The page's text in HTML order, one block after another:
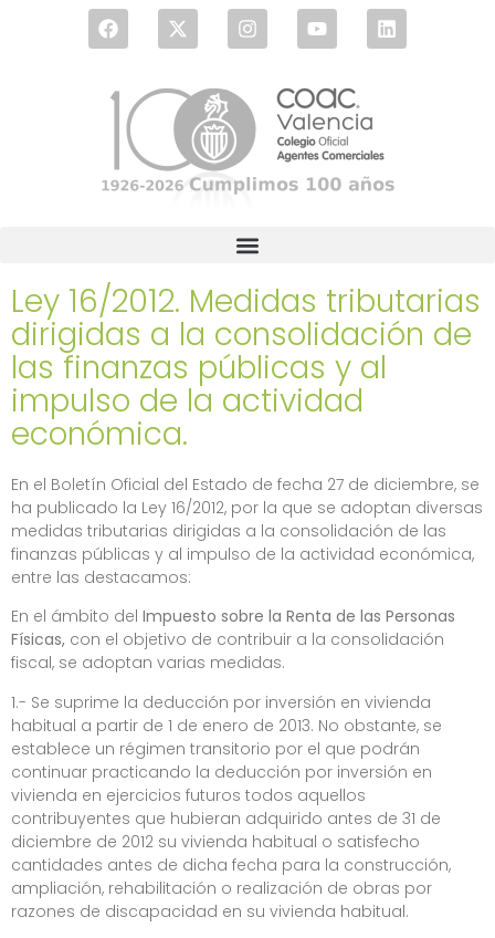
Ley 16/2012. Medidas tributarias
dirigidas a la consolidación de
las finanzas públicas y al
impulso de la actividad
económica.
En el Boletín Oficial del Estado de fecha 27 de diciembre, se
ha publicado la Ley 16/2012, por la que se adoptan diversas
medidas tributarias dirigidas a la consolidación de las
finanzas públicas y al impulso de la actividad económica,
entre las destacamos:
En el ámbito del Impuesto sobre la Renta de las Personas
Físicas, con el objetivo de contribuir a la consolidación
fiscal, se adoptan varias medidas.
1.- Se suprime la deducción por inversión en vivienda
habitual a partir de 1 de enero de 2013. No obstante, se
establece un régimen transitorio por el que podrán
continuar practicando la deducción por inversión en
vivienda en ejercicios futuros todos aquellos
contribuyentes que hubieran adquirido antes de 31 de
diciembre de 2012 su vivienda habitual o satisfecho
cantidades antes de dicha fecha para la construcción,
ampliación, rehabilitación o realización de obras por
razones de discapacidad en su vivienda habitual.